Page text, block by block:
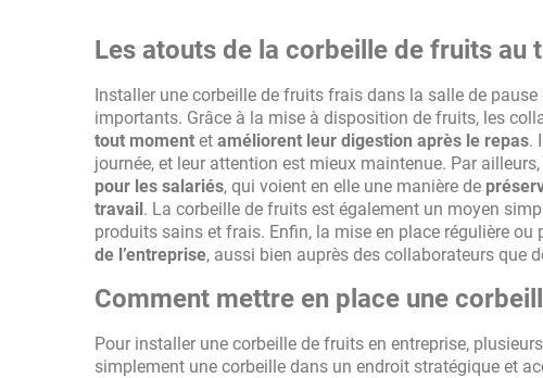
Les atouts de la corbeille de fruits au
Installer une corbeille de fruits frais dans la salle de
importants. Grâce à la mise à disposition de fruits, les
tout moment et améliorent leur digestion après le repas.
journée, et leur attention est mieux maintenue. Par
pour les salariés, qui voient en elle une manière de
travail. La corbeille de fruits est également un moyen
produits sains et frais. Enfin, la mise en place régulière
de l’entreprise, aussi bien auprès des collaborateurs que
Comment mettre en place une
Pour installer une corbeille de fruits en entreprise,
simplement une corbeille dans un endroit stratégique et